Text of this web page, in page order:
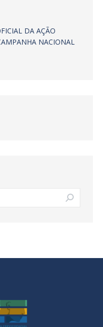
DA AÇÃO
NACIONAL